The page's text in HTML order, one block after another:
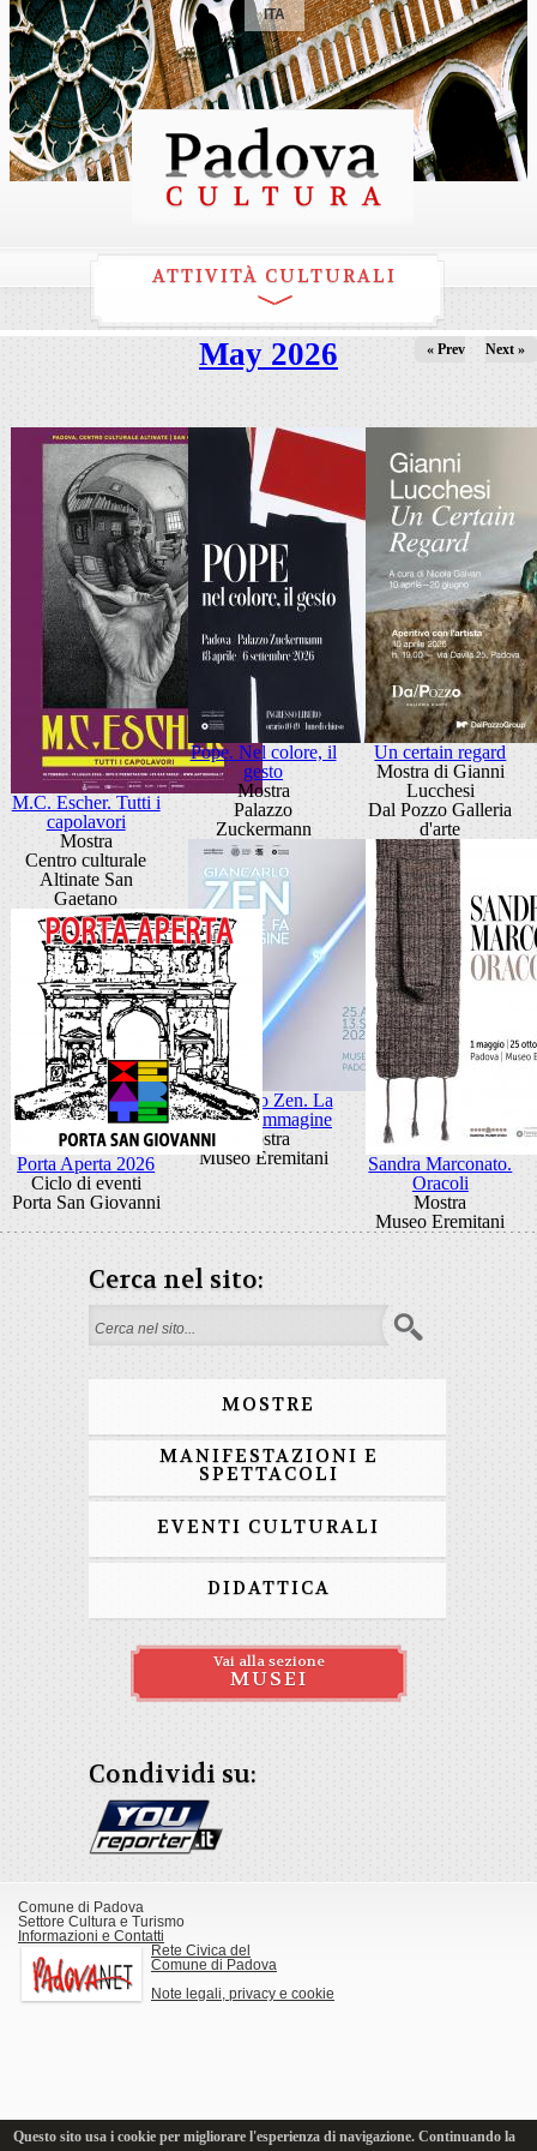
ITA
ATTIVITÀ CULTURALI
May 2026 « Prev Next »
M.C. Escher. Tutti i
capolavori
Mostra
Centro culturale
Altinate San
Gaetano
Pope. Nel colore, il
gesto
Mostra
Palazzo
Zuckermann
Un certain regard
Mostra di Gianni
Lucchesi
Dal Pozzo Galleria
d'arte
Giancarlo Zen. La
luce fa l'immagine
Mostra
Museo Eremitani
Sandra Marconato.
Oracoli
Mostra
Museo Eremitani
Porta Aperta 2026
Ciclo di eventi
Porta San Giovanni
Cerca nel sito:
Search form
MOSTRE
MANIFESTAZIONI E
SPETTACOLI
EVENTI CULTURALI
DIDATTICA
Vai alla sezione
MUSEI
Condividi su:
Comune di Padova
Settore Cultura e Turismo
Informazioni e Contatti
Rete Civica del
Comune di Padova
Note legali, privacy e cookie
Questo sito usa i cookie per migliorare l'esperienza di navigazione. Continuando la